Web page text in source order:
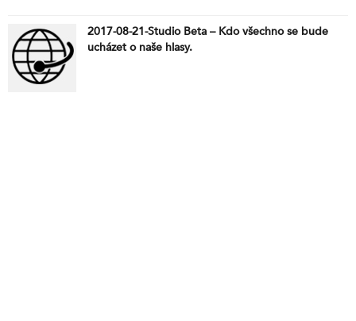
2017-08-21-Studio Beta – Kdo všechno se bude
ucházet o naše hlasy.